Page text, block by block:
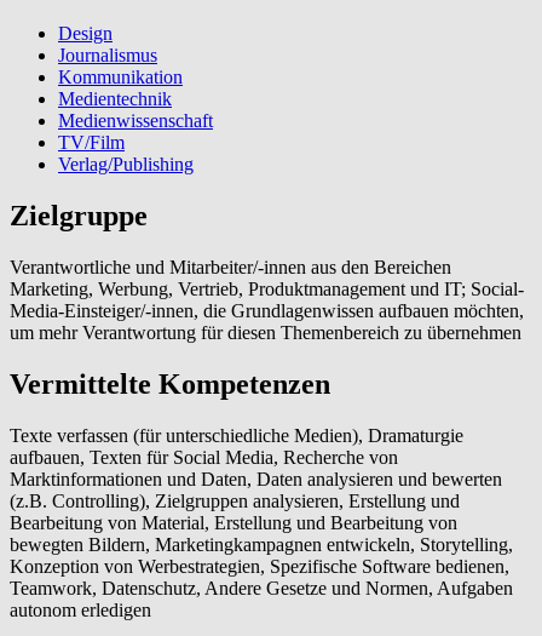
Design
Journalismus
Kommunikation
Medientechnik
Medienwissenschaft
TV/Film
Verlag/Publishing
Zielgruppe
Verantwortliche und Mitarbeiter/-innen aus den Bereichen
Marketing, Werbung, Vertrieb, Produktmanagement und IT; Social-
Media-Einsteiger/-innen, die Grundlagenwissen aufbauen möchten,
um mehr Verantwortung für diesen Themenbereich zu übernehmen
Vermittelte Kompetenzen
Texte verfassen (für unterschiedliche Medien), Dramaturgie
aufbauen, Texten für Social Media, Recherche von
Marktinformationen und Daten, Daten analysieren und bewerten
(z.B. Controlling), Zielgruppen analysieren, Erstellung und
Bearbeitung von Material, Erstellung und Bearbeitung von
bewegten Bildern, Marketingkampagnen entwickeln, Storytelling,
Konzeption von Werbestrategien, Spezifische Software bedienen,
Teamwork, Datenschutz, Andere Gesetze und Normen, Aufgaben
autonom erledigen